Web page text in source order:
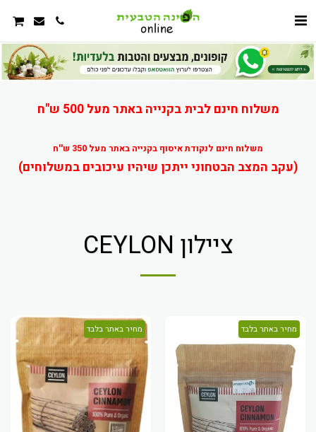
משלוח חינם לבית בקנייה באתר מעל 500 ש"ח
משלוח חינם לנקודת איסוף בקנייה באתר מעל 350 ש''ח
(עקב המצב הבטחוני ייתכן שיהיו עיכובים במשלוחים)
ציילון CEYLON
מחיר באתר בלבד מחיר באתר בלבד